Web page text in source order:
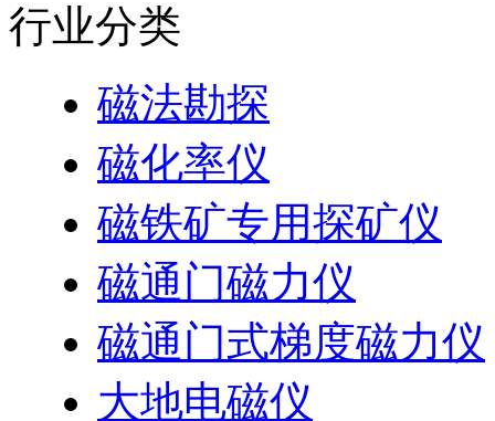
行业分类
磁法勘探
磁化率仪
磁铁矿专用探矿仪
磁通门磁力仪
磁通门式梯度磁力仪
大地电磁仪